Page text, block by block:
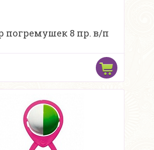
погремушек 8 пр. в/п